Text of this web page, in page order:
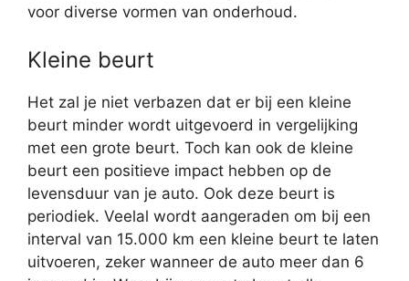
voor diverse vormen van onderhoud.
Kleine beurt
Het zal je niet verbazen dat er bij een kleine
beurt minder wordt uitgevoerd in vergelijking
met een grote beurt. Toch kan ook de kleine
beurt een positieve impact hebben op de
levensduur van je auto. Ook deze beurt is
periodiek. Veelal wordt aangeraden om bij een
interval van 15.000 km een kleine beurt te laten
uitvoeren, zeker wanneer de auto meer dan 6